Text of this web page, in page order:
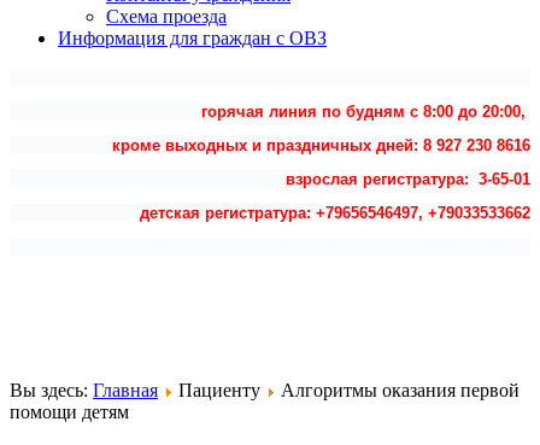
Схема проезда
Информация для граждан с ОВЗ
горячая линия по будням с 8:00 до 20:00,
кроме выходных и праздничных дней: 8 927 230 8616
взрослая регистратура: 3-65-01
детская регистратура: +79656546497, +79033533662
Вы здесь: Главная Пациенту
Алгоритмы оказания первой
помощи детям